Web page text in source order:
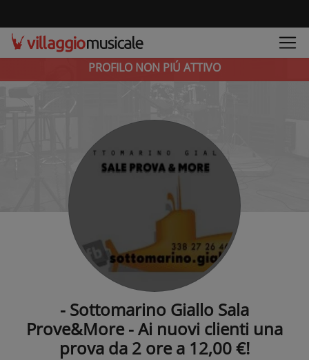
PROFILO NON PIÚ ATTIVO
- Sottomarino Giallo Sala
Prove&More - Ai nuovi clienti una
prova da 2 ore a 12,00 €!